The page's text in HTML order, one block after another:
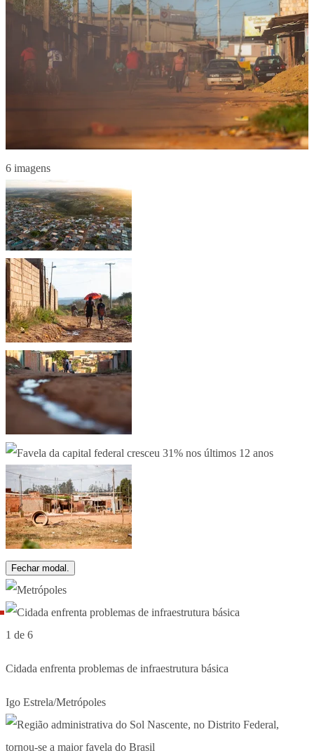
6 imagens
Fechar modal.
1 de 6
Cidada enfrenta problemas de infraestrutura básica
Igo Estrela/Metrópoles